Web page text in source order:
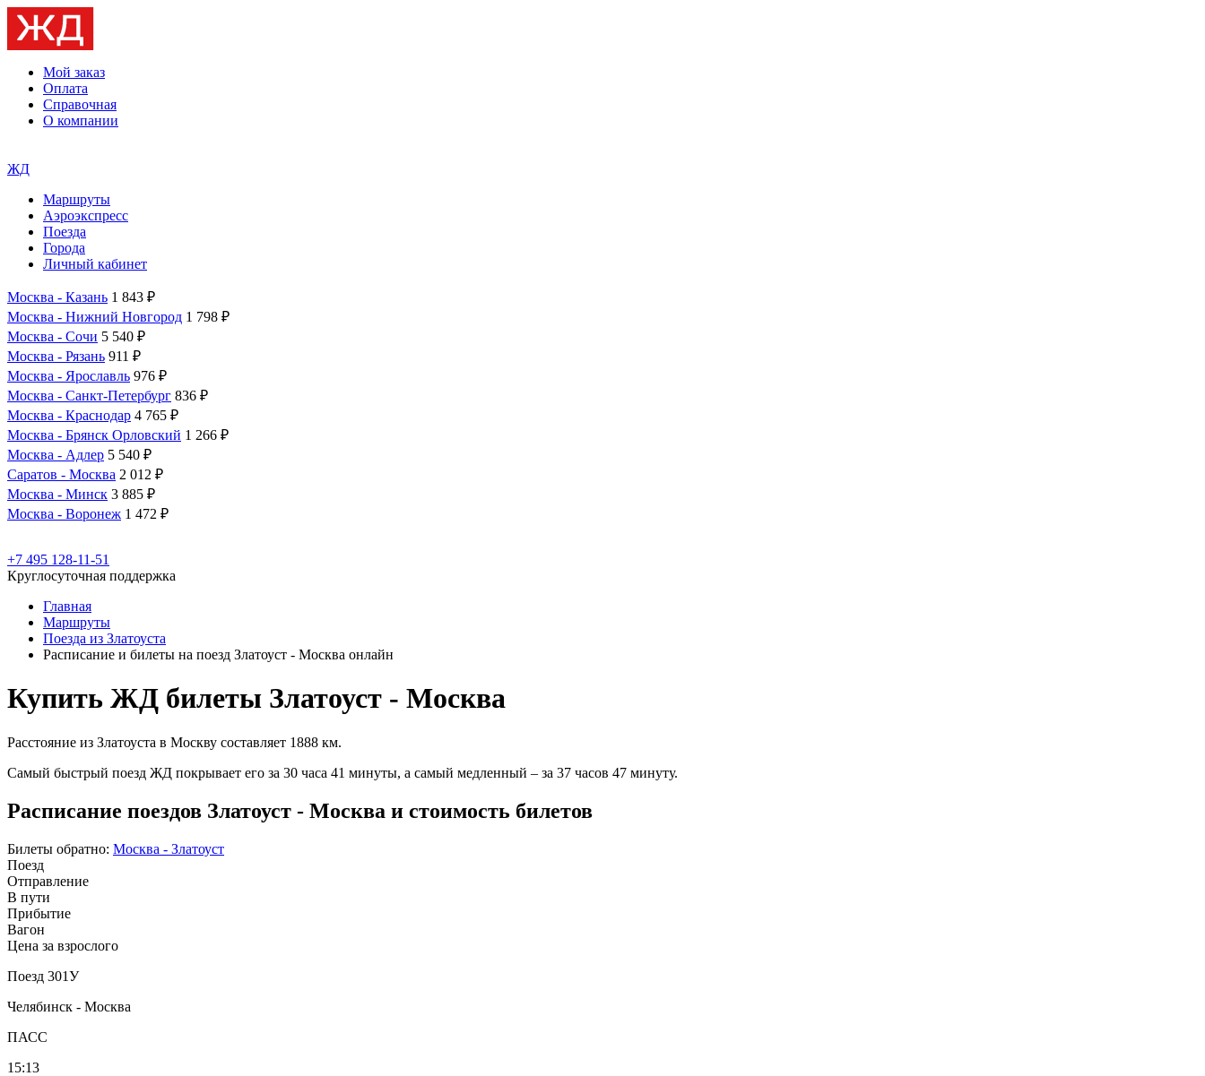
Мой заказ
Оплата
Справочная
О компании
ЖД
Маршруты
Аэроэкспресс
Поезда
Города
Личный кабинет
Москва - Казань 1 843 ₽
Москва - Нижний Новгород 1 798 ₽
Москва - Сочи 5 540 ₽
Москва - Рязань 911 ₽
Москва - Ярославль 976 ₽
Москва - Санкт-Петербург 836 ₽
Москва - Краснодар 4 765 ₽
Москва - Брянск Орловский 1 266 ₽
Москва - Адлер 5 540 ₽
Саратов - Москва 2 012 ₽
Москва - Минск 3 885 ₽
Москва - Воронеж 1 472 ₽
+7 495 128-11-51
Круглосуточная поддержка
Главная
Маршруты
Поезда из Златоуста
Расписание и билеты на поезд Златоуст - Москва онлайн
Купить ЖД билеты Златоуст - Москва
Расстояние из Златоуста в Москву составляет 1888 км.
Самый быстрый поезд ЖД покрывает его за 30 часа 41 минуты, а самый медленный – за 37 часов 47 минуту.
Расписание поездов Златоуст - Москва и стоимость билетов
Билеты обратно: Москва - Златоуст
Поезд
Отправление
В пути
Прибытие
Вагон
Цена за взрослого
Поезд 301У
Челябинск - Москва
ПАСС
15:13